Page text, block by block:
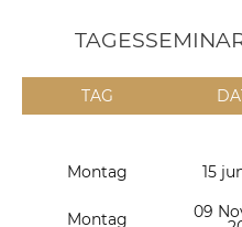
TAG
Montag 15
Montag
09